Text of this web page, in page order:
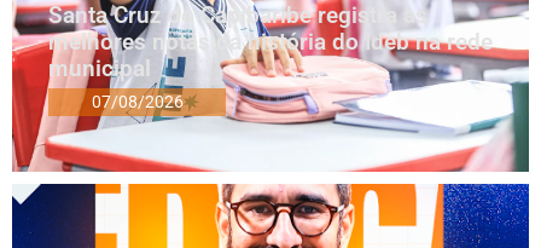
Santa Cruz do Capibaribe registra as
melhores notas da história do Ideb na rede
municipal
07/08/2026